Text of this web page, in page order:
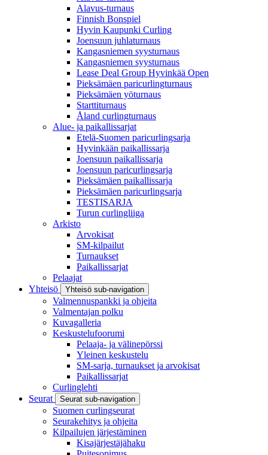
Alavus-turnaus
Finnish Bonspiel
Hyvin Kaupunki Curling
Joensuun juhlaturnaus
Kangasniemen syysturnaus
Kangasniemen syysturnaus
Lease Deal Group Hyvinkää Open
Pieksämäen paricurlingturnaus
Pieksämäen yöturnaus
Starttiturnaus
Åland curlingturnaus
Alue- ja paikallissarjat
Etelä-Suomen paricurlingsarja
Hyvinkään paikallissarja
Joensuun paikallissarja
Joensuun paricurlingsarja
Pieksämäen paikallissarja
Pieksämäen paricurlingsarja
TESTISARJA
Turun curlingliiga
Arkisto
Arvokisat
SM-kilpailut
Turnaukset
Paikallissarjat
Pelaajat
Yhteisö
Yhteisö sub-navigation
Valmennuspankki ja ohjeita
Valmentajan polku
Kuvagalleria
Keskustelufoorumi
Pelaaja- ja välinepörssi
Yleinen keskustelu
SM-sarja, turnaukset ja arvokisat
Paikallissarjat
Curlinglehti
Seurat
Seurat sub-navigation
Suomen curlingseurat
Seurakehitys ja ohjeita
Kilpailujen järjestäminen
Kisajärjestäjähaku